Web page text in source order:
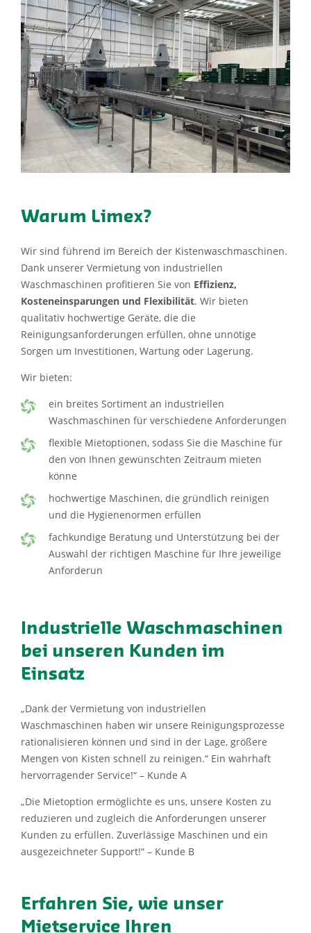
Warum Limex?
Wir sind führend im Bereich der Kistenwaschmaschinen.
Dank unserer Vermietung von industriellen
Waschmaschinen profitieren Sie von Effizienz,
Kosteneinsparungen und Flexibilität. Wir bieten
qualitativ hochwertige Geräte, die die
Reinigungsanforderungen erfüllen, ohne unnötige
Sorgen um Investitionen, Wartung oder Lagerung.
Wir bieten:
ein breites Sortiment an industriellen
Waschmaschinen für verschiedene Anforderungen
flexible Mietoptionen, sodass Sie die Maschine für
den von Ihnen gewünschten Zeitraum mieten
könne
hochwertige Maschinen, die gründlich reinigen
und die Hygienenormen erfüllen
fachkundige Beratung und Unterstützung bei der
Auswahl der richtigen Maschine für Ihre jeweilige
Anforderun
Industrielle Waschmaschinen
bei unseren Kunden im
Einsatz
„Dank der Vermietung von industriellen
Waschmaschinen haben wir unsere Reinigungsprozesse
rationalisieren können und sind in der Lage, größere
Mengen von Kisten schnell zu reinigen.“ Ein wahrhaft
hervorragender Service!“ – Kunde A
„Die Mietoption ermöglichte es uns, unsere Kosten zu
reduzieren und zugleich die Anforderungen unserer
Kunden zu erfüllen. Zuverlässige Maschinen und ein
ausgezeichneter Support!“ – Kunde B
Erfahren Sie, wie unser
Mietservice Ihren